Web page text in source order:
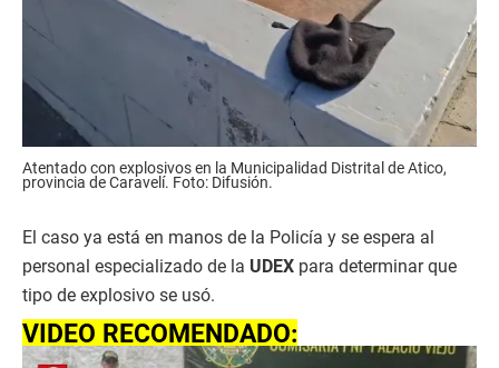
Atentado con explosivos en la Municipalidad Distrital de Atico,
provincia de Caravelí. Foto: Difusión.
El caso ya está en manos de la Policía y se espera al
personal especializado de la UDEX para determinar que
tipo de explosivo se usó.
VIDEO RECOMENDADO: